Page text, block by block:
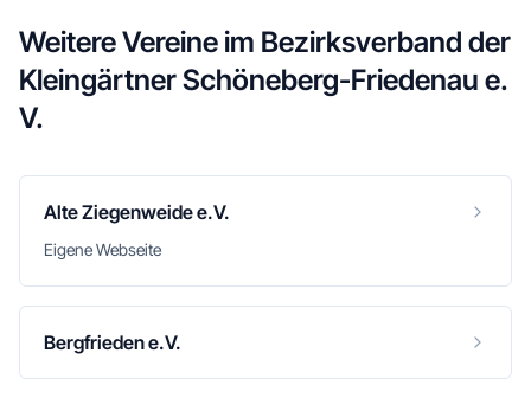
Weitere Vereine im Bezirksverband der
Kleingärtner Schöneberg-Friedenau e.
V.
Alte Ziegenweide e.V.
Eigene Webseite
Bergfrieden e.V.